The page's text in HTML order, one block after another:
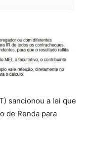
sancionou a lei que
de Renda para